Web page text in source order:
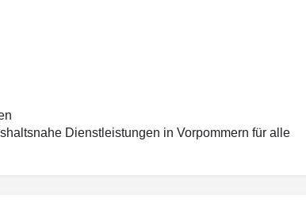
Dienstleistungen in Vorpommern für alle